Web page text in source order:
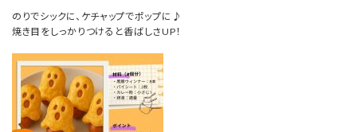
のりでシックに、ケチャップでポップに♪
焼き目をしっかりつけると香ばしさUP！